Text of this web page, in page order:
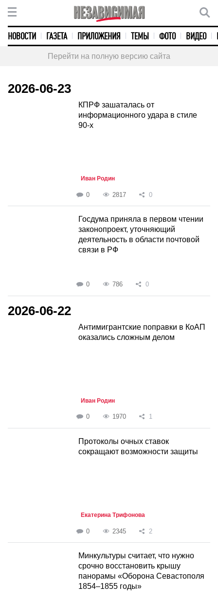
НОВОСТИ ГАЗЕТА ПРИЛОЖЕНИЯ ТЕМЫ ФОТО ВИДЕО
Перейти на полную версию сайта
2026-06-23
КПРФ зашаталась от
информационного удара в стиле
90-х
Иван Родин
0 2817 0
Госдума приняла в первом чтении
законопроект, уточняющий
деятельность в области почтовой
связи в РФ
0 786 0
2026-06-22
Антимигрантские поправки в КоАП
оказались сложным делом
Иван Родин
0 1970 1
Протоколы очных ставок
сокращают возможности защиты
Екатерина Трифонова
0 2345 2
Минкультуры считает, что нужно
срочно восстановить крышу
панорамы «Оборона Севастополя
1854–1855 годы»